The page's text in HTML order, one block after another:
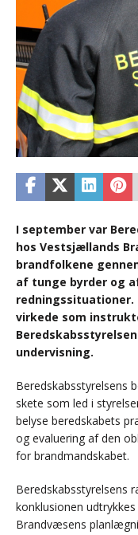
I september var
hos Vestsjællands
brandfolkene
af tunge byrder og
redningssituationer.
virkede som
undervisning.
Beredskabsstyrelsens
skete som led i
belyse beredskabets
og evaluering af den
for brandmandskabet.
Beredskabsstyrelsens
konklusionen
Brandvæsens